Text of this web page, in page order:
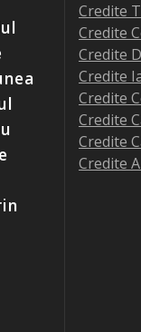
Credite
Credite
Credite
Credite
Credite
Credite
Credite
Credite